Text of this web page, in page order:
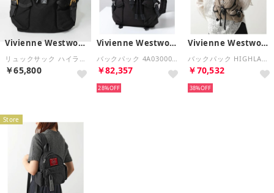
Vivienne Westwood
￥65,800
Vivienne Westwood
￥82,357
28%
Vivienne Westwood
￥70,532
38%
Store